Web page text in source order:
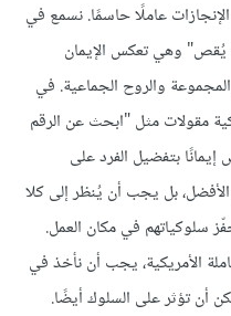
عاملًا حاسمًا. نسمع في
يُقص" وهي تعكس الإيمان
والروح الجماعية. في
مقولات مثل "ابحث عن الرقم
بتفضيل الفرد على
بل يجب أن يُنظر إلى كلا
سلوكياتهم في مكان العمل.
الأمريكية، يجب أن نأخذ في
أن تؤثر على السلوك أيضًا.